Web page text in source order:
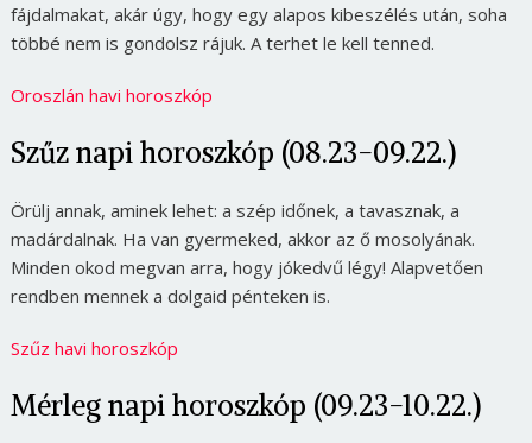
fájdalmakat, akár úgy, hogy egy alapos kibeszélés után, soha
többé nem is gondolsz rájuk. A terhet le kell tenned.
Oroszlán havi horoszkóp
Szűz napi horoszkóp (08.23-09.22.)
Örülj annak, aminek lehet: a szép időnek, a tavasznak, a
madárdalnak. Ha van gyermeked, akkor az ő mosolyának.
Minden okod megvan arra, hogy jókedvű légy! Alapvetően
rendben mennek a dolgaid pénteken is.
Szűz havi horoszkóp
Mérleg napi horoszkóp (09.23-10.22.)